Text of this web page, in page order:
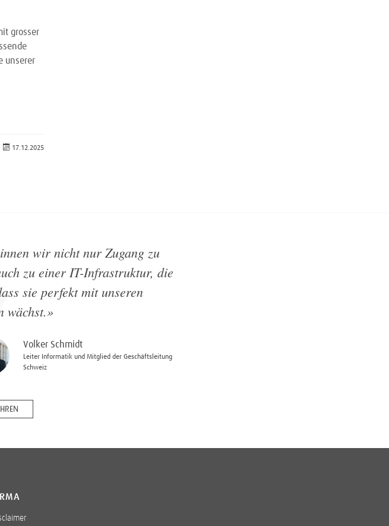
grosser
unserer
17.12.2025
wir nicht nur Zugang zu
zu einer IT-Infrastruktur, die
sie perfekt mit unseren
wächst.»
Volker Schmidt
Leiter Informatik und Mitglied der Geschäftsleitung
Schweiz